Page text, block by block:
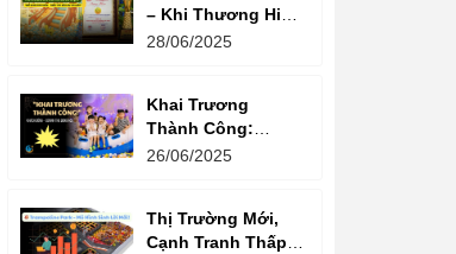
– Khi Thương Hiệu
Vững Mạnh Bắt
28/06/2025
Khai Trương
Thành Công:
Khách Nườm
Quyết Là Gì?
26/06/2025
Thị Trường Mới,
Cạnh Tranh Thấp –